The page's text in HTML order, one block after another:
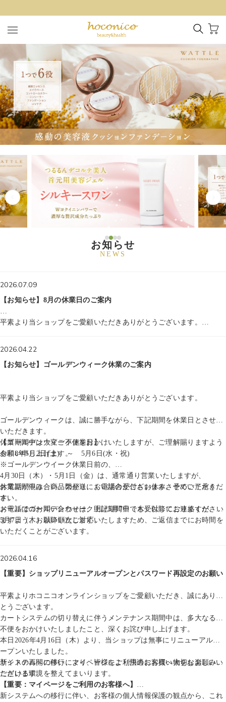
お知らせ
NEWS
2026.07.09
【お知らせ】8月の休業日のご案内
平素より当ショップをご愛顧いただきありがとうございます。
すようお願い申し上げます。
令和8年8月13日（木）～ 8月16日（日）
お電話の受付、商品の出荷は、上記期間中はお休みさせていただきま
す。
お電話は、夏季休業明け8月17日（月）以降にご連絡くださいますよ
う、お願いいたします。
※夏季休業期間前の8月10日（月）・8月12日（水）と、夏季休業期間
明けの8月17日（月）は、
お電話が混み合う場合がございます。どうぞご了承ください。
また、夏季休業と夏季休業前後のご注文については、発送までにお時
間をいただく場合がございます。
ご了承いただきますようお願いいたします。
メールでのお問い合わせは、上記期間中でも受付しておりますが、
をいただくことがございます。
す。
ご理解の程、よろしくお願いいたします。
令和8年7月9日
ホコニコオンラインショップ
2026.04.22
【お知らせ】ゴールデンウィーク休業のご案内
平素より当ショップをご愛顧いただきありがとうございます。
ゴールデンウィークは、誠に勝手ながら、下記期間を休業日とさせて
いただきます。
休業期間中は大変ご不便をおかけいたしますが、ご理解賜りますよう
お願い申し上げます。
【ゴールデンウィーク休業日】
令和8年5月2日(土) ～ 5月6日(水・祝)
※ゴールデンウイーク休業日前の、
4月30日（木）・5月1日（金）は、通常通り営業いたしますが、
お電話が混み合い、繋がりにくい場合がございます。予めご了承くだ
さい。
休業期間中は、商品の発送、お電話の受付もお休みさせていただきま
す。
お電話はゴールデンウィーク明け5月7日（木）以降にご連絡ください
ますよう、お願いいたします。
メールでのお問い合わせは、上記期間中でも受付しておりますが、
5月7日（木）以降順次ご対応いたしますため、ご返信までにお時間を
いただくことがございます。
2026.04.16
【重要】ショップリニューアルオープンとパスワード再設定のお願い
平素よりホコニコオンラインショップをご愛顧いただき、誠にありが
とうございます。
カートシステムの切り替えに伴うメンテナンス期間中は、多大なるご
不便をおかけいたしましたこと、深くお詫び申し上げます。
本日2026年4月16日（木）より、当ショップは無事にリニューアルオ
ープンいたしました。
新システムへの移行により、皆様により快適にお買い物をお楽しみい
ただける環境を整えてまいります。
サイトの再開に伴い、マイページをご利用のお客様へ大切なお願いが
ございます。
【重要：マイページをご利用のお客様へ】
新システムへの移行に伴い、お客様の個人情報保護の観点から、これ